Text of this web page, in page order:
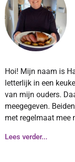
Hoi! Mijn naam is
letterlijk in een
van mijn ouders.
meegegeven.
met regelmaat mee
Lees verder...